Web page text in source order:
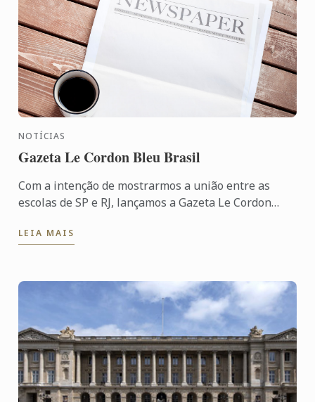
NOTÍCIAS
Gazeta Le Cordon Bleu Brasil
Com a intenção de mostrarmos a união entre as
escolas de SP e RJ, lançamos a Gazeta Le Cordon
LEIA MAIS